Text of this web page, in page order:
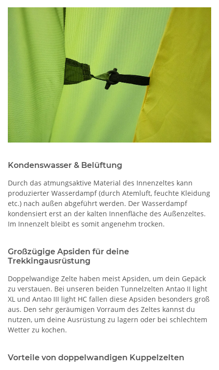
Kondenswasser & Belüftung
Durch das atmungsaktive Material des Innenzeltes kann
produzierter Wasserdampf (durch Atemluft, feuchte Kleidung
etc.) nach außen abgeführt werden. Der Wasserdampf
kondensiert erst an der kalten Innenfläche des Außenzeltes.
Im Innenzelt bleibt es somit angenehm trocken.
Großzügige Apsiden für deine
Trekkingausrüstung
Doppelwandige Zelte haben meist Apsiden, um dein Gepäck
zu verstauen. Bei unseren beiden Tunnelzelten Antao II light
XL und Antao III light HC fallen diese Apsiden besonders groß
aus. Den sehr geräumigen Vorraum des Zeltes kannst du
nutzen, um deine Ausrüstung zu lagern oder bei schlechtem
Wetter zu kochen.
Vorteile von doppelwandigen Kuppelzelten